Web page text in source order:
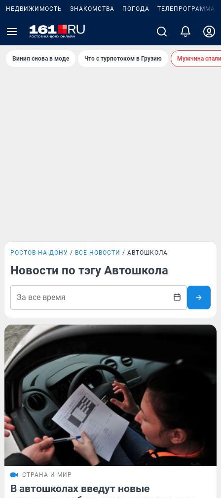
НЕДВИЖИМОСТЬ ЗНАКОМСТВА ПОГОДА ТЕЛЕПРОГРАММА
Винил снова в моде Что с турпотоком в Грузию Мужчина
РОСТОВ-НА-ДОНУ ВСЕ НОВОСТИ АВТОШКОЛА
Новости по тэгу Автошкола
СТРАНА И МИР
В автошколах введут новые